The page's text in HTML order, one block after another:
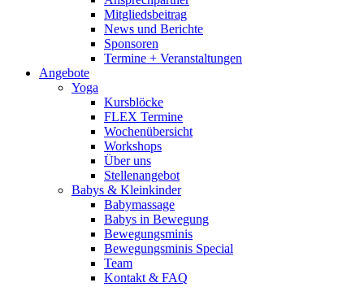
Mitgliedsbeitrag
News und Berichte
Sponsoren
Termine + Veranstaltungen
Angebote
Yoga
Kursblöcke
FLEX Termine
Wochenübersicht
Workshops
Über uns
Stellenangebot
Babys & Kleinkinder
Babymassage
Babys in Bewegung
Bewegungsminis
Bewegungsminis Special
Team
Kontakt & FAQ